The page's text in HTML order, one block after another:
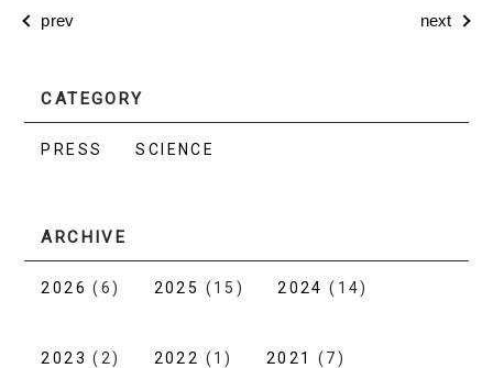
prev next
CATEGORY
PRESS SCIENCE
ARCHIVE
2026 (6) 2025 (15) 2024 (14)
2023 (2) 2022 (1) 2021 (7)